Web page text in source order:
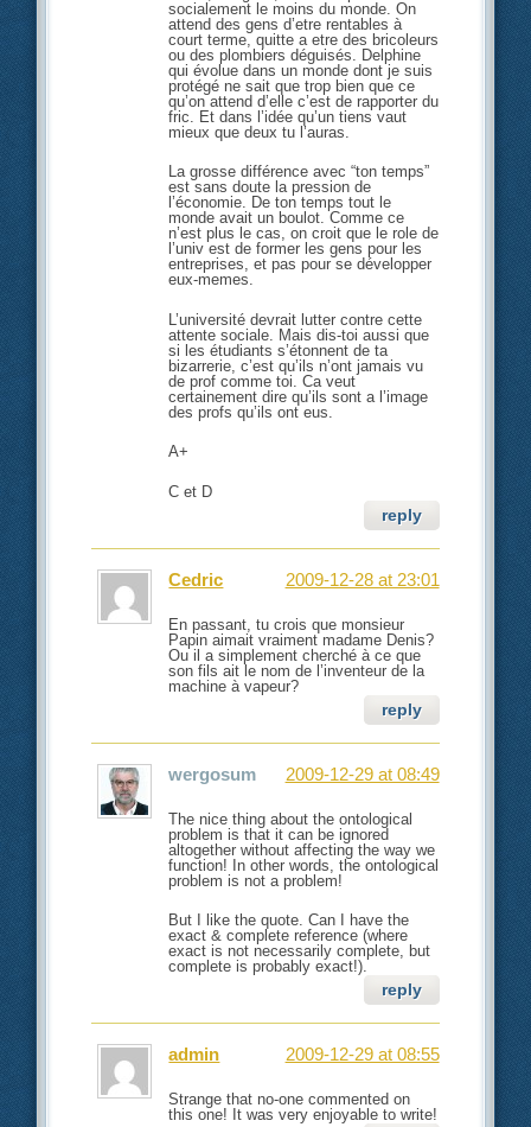
socialement le moins du monde. On
attend des gens d’etre rentables à
court terme, quitte a etre des bricoleurs
ou des plombiers déguisés. Delphine
qui évolue dans un monde dont je suis
protégé ne sait que trop bien que ce
qu’on attend d’elle c’est de rapporter du
fric. Et dans l’idée qu’un tiens vaut
mieux que deux tu l’auras.
La grosse différence avec “ton temps”
est sans doute la pression de
l’économie. De ton temps tout le
monde avait un boulot. Comme ce
n’est plus le cas, on croit que le role de
l’univ est de former les gens pour les
entreprises, et pas pour se développer
eux-memes.
L’université devrait lutter contre cette
attente sociale. Mais dis-toi aussi que
si les étudiants s’étonnent de ta
bizarrerie, c’est qu’ils n’ont jamais vu
de prof comme toi. Ca veut
certainement dire qu’ils sont a l’image
des profs qu’ils ont eus.
A+
C et D
reply
Cedric 2009-12-28 at 23:01
En passant, tu crois que monsieur
Papin aimait vraiment madame Denis?
Ou il a simplement cherché à ce que
son fils ait le nom de l’inventeur de la
machine à vapeur?
reply
wergosum 2009-12-29 at 08:49
The nice thing about the ontological
problem is that it can be ignored
altogether without affecting the way we
function! In other words, the ontological
problem is not a problem!
But I like the quote. Can I have the
exact & complete reference (where
exact is not necessarily complete, but
complete is probably exact!).
reply
admin 2009-12-29 at 08:55
Strange that no-one commented on
this one! It was very enjoyable to write!